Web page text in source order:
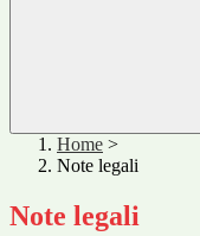
Home >
Note legali
Note legali